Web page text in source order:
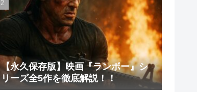
【永久保存版】映画『ランボー』シ
リーズ全5作を徹底解説！！